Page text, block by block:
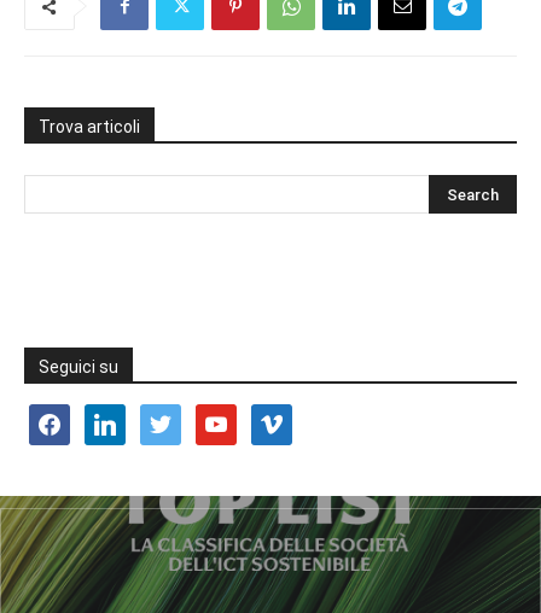
Trova articoli
Seguici su
facebooklinkedin twitter youtube vimeo